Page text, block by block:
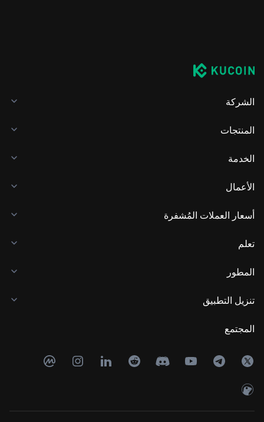
الشركة
المنتجات
الخدمة
الأعمال
أسعار العملات المُشفرة
تعلم
المطور
تنزيل التطبيق
المجتمع